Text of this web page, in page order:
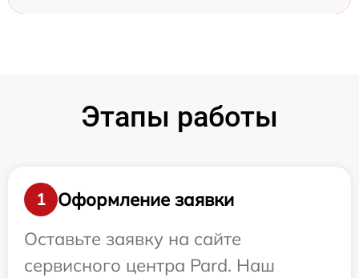
Этапы работы
1
Оформление заявки
Оставьте заявку на сайте
сервисного центра Pard. Наш